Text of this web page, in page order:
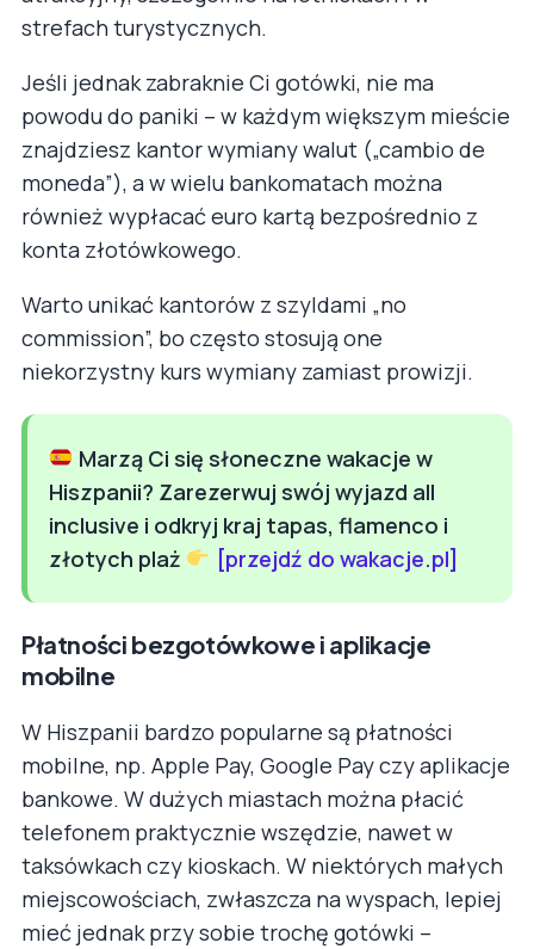
strefach turystycznych.
Jeśli jednak zabraknie Ci gotówki, nie ma
powodu do paniki – w każdym większym mieście
znajdziesz kantor wymiany walut („cambio de
moneda”), a w wielu bankomatach można
również wypłacać euro kartą bezpośrednio z
konta złotówkowego.
Warto unikać kantorów z szyldami „no
commission”, bo często stosują one
niekorzystny kurs wymiany zamiast prowizji.
Marzą Ci się słoneczne wakacje w
Hiszpanii? Zarezerwuj swój wyjazd all
inclusive i odkryj kraj tapas, flamenco i
złotych plaż
[przejdź do wakacje.pl]
Płatności bezgotówkowe i aplikacje
mobilne
W Hiszpanii bardzo popularne są płatności
mobilne, np. Apple Pay, Google Pay czy aplikacje
bankowe. W dużych miastach można płacić
telefonem praktycznie wszędzie, nawet w
taksówkach czy kioskach. W niektórych małych
miejscowościach, zwłaszcza na wyspach, lepiej
mieć jednak przy sobie trochę gotówki –